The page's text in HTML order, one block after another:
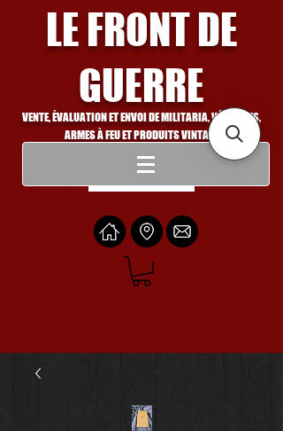
LE FRONT DE
GUERRE
VENTE, ÉVALUATION ET ENVOI DE MILITARIA, VÉHICULES,
ARMES À FEU ET PRODUITS VINTAGE
Se connecter